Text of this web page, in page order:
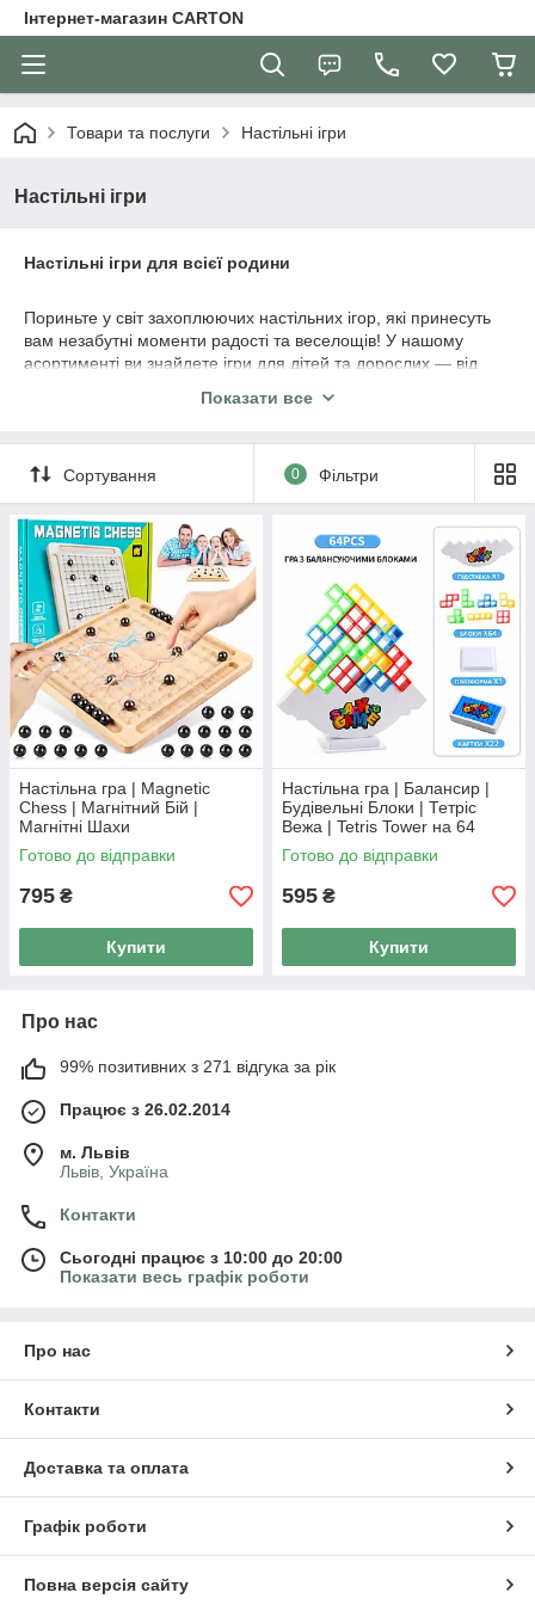
Інтернет-магазин CARTON
Товари та послуги Настільні ігри
Настільні ігри
Настільні ігри для всієї родини
Пориньте у світ захоплюючих настільних ігор, які принесуть
вам незабутні моменти радості та веселощів! У нашому
асортименті ви знайдете ігри для дітей та дорослих — від
правилами. Кожна гра розвиває логіку, уважність та
категорії — адже настільні ігри — це чудовий спосіб провести
час з близькими та отримати море позитивних емоцій!
Показати все
Сортування 0 Фільтри
Настільна гра | Magnetic
Chess | Магнітний Бій |
Магнітні Шахи
Готово до відправки
795 ₴
Купити
Настільна гра | Балансир |
Будівельні Блоки | Тетріс
Вежа | Tetris Tower на 64
Блоки
Готово до відправки
595 ₴
Купити
Про нас
99% позитивних з 271 відгука за рік
Працює з 26.02.2014
м. Львів
Львів, Україна
Контакти
Сьогодні працює з 10:00 до 20:00
Показати весь графік роботи
Про нас
Контакти
Доставка та оплата
Графік роботи
Повна версія сайту